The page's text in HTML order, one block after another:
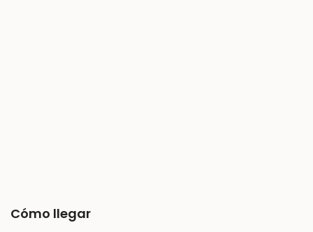
Cómo llegar